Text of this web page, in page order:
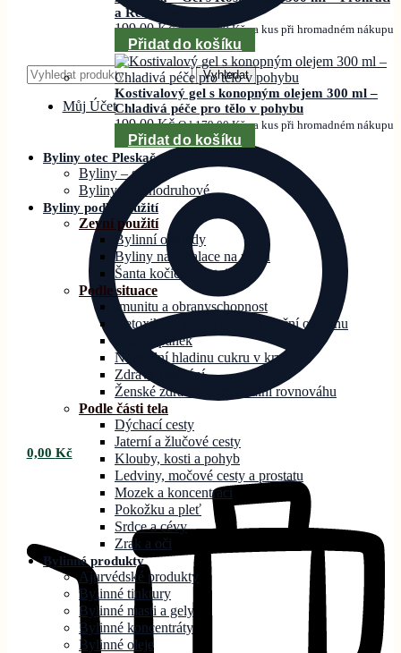
Hledat: Vyhledat
Můj Účet
0,00 Kč
a Relaxace
199,00Kč Od179,00Kčza kus při hromadném nákupu
Přidat do košíku
Kostivalový gel s konopným olejem 300 ml –
Chladivá péče pro tělo v pohybu
199,00Kč Od179,00Kčza kus při hromadném nákupu
Přidat do košíku
Byliny otec Pleskač
Byliny – směsi
Byliny – jednodruhové
Byliny podle použití
Zevní použití
Bylinní obklady
Byliny na inhalace na rýmu
Šanta kočičí – Catnip
Podle situace
Imunitu a obranyschopnost
Detoxikaci, očistu a antioxidační ochranu
Klid a spánek
Normální hladinu cukru v krvi
Zdravé zažívání
Ženské zdraví a hormonální rovnováhu
Podle části tela
Dýchací cesty
Jaterní a žlučové cesty
Klouby, kosti a pohyb
Ledviny, močové cesty a prostatu
Mozek a koncentraci
Pokožku a pleť
Srdce a cévy
Zrak a oči
Bylinné produkty
Ajurvédské produkty
Bylinné tinktury
Bylinné masti a gely
Bylinné koncentráty
Bylinné oleje